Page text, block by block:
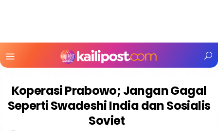
Mobile
Koperasi Prabowo; Jangan Gagal
Seperti Swadeshi India dan Sosialis
Soviet